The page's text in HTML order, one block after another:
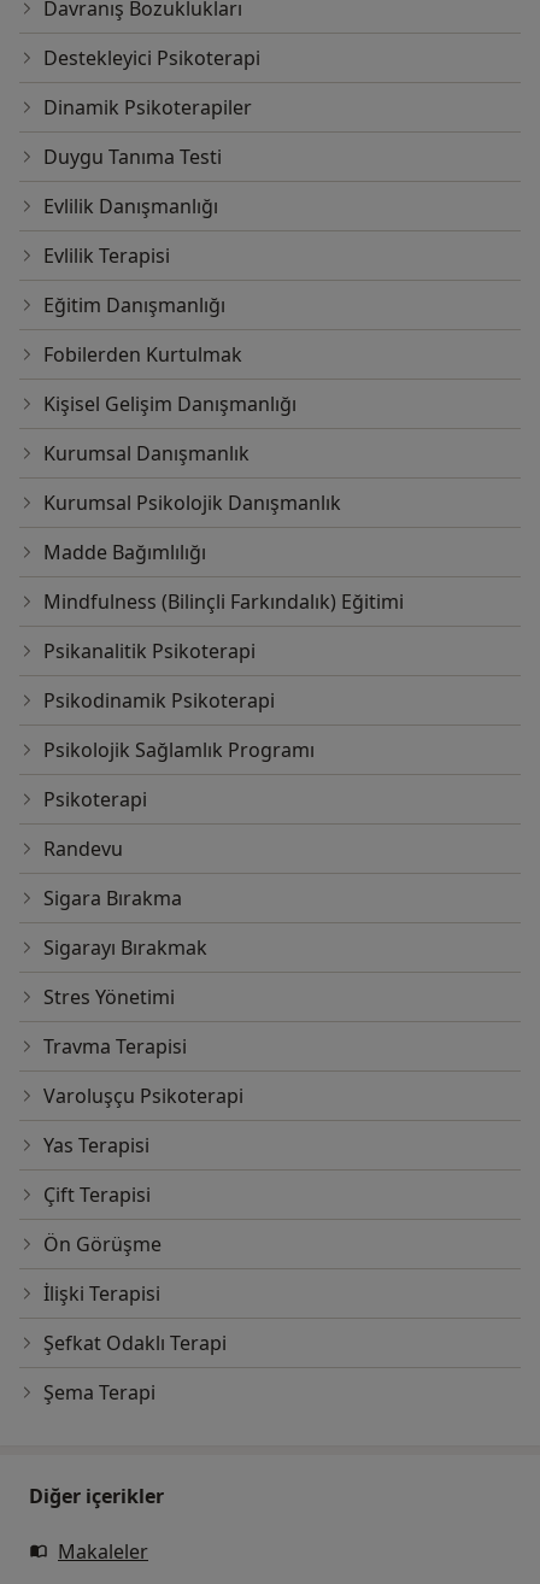
Davranış Bozuklukları
Destekleyici Psikoterapi
Dinamik Psikoterapiler
Duygu Tanıma Testi
Evlilik Danışmanlığı
Evlilik Terapisi
Eğitim Danışmanlığı
Fobilerden Kurtulmak
Kişisel Gelişim Danışmanlığı
Kurumsal Danışmanlık
Kurumsal Psikolojik Danışmanlık
Madde Bağımlılığı
Mindfulness (Bilinçli Farkındalık) Eğitimi
Psikanalitik Psikoterapi
Psikodinamik Psikoterapi
Psikolojik Sağlamlık Programı
Psikoterapi
Randevu
Sigara Bırakma
Sigarayı Bırakmak
Stres Yönetimi
Travma Terapisi
Varoluşçu Psikoterapi
Yas Terapisi
Çift Terapisi
Ön Görüşme
İlişki Terapisi
Şefkat Odaklı Terapi
Şema Terapi
Diğer içerikler
Makaleler